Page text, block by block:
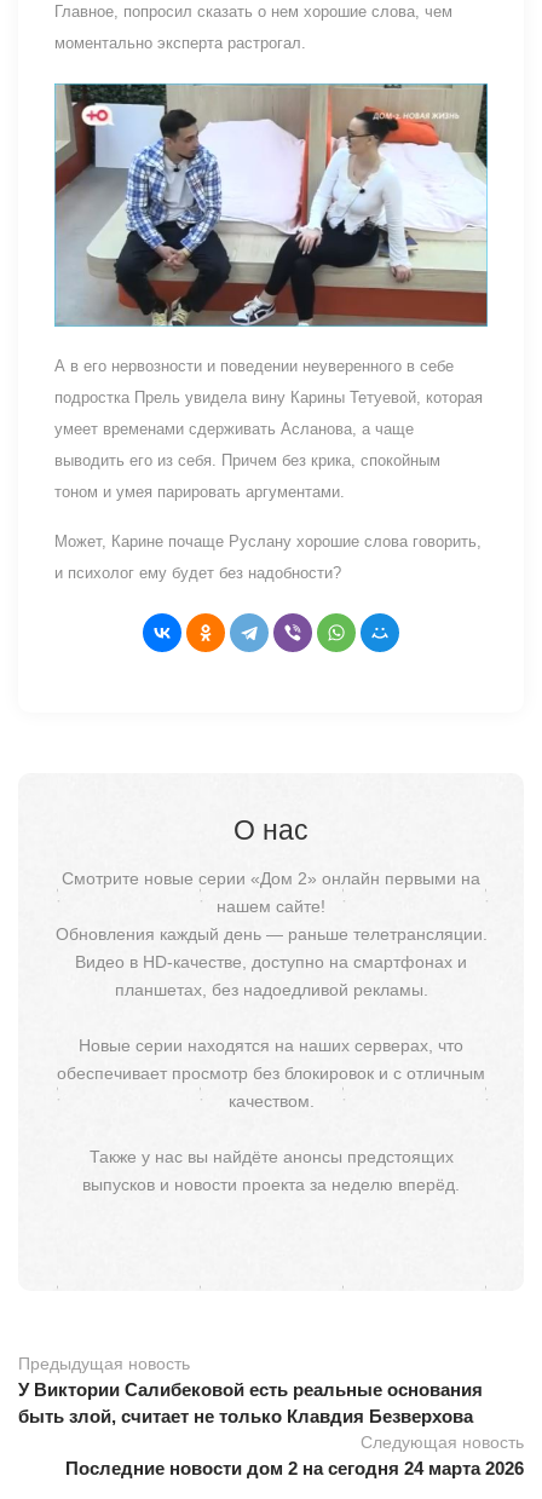
Главное, попросил сказать о нем хорошие слова, чем
моментально эксперта растрогал.
А в его нервозности и поведении неуверенного в себе
подростка Прель увидела вину Карины Тетуевой, которая
умеет временами сдерживать Асланова, а чаще
выводить его из себя. Причем без крика, спокойным
тоном и умея парировать аргументами.
Может, Карине почаще Руслану хорошие слова говорить,
и психолог ему будет без надобности?
О нас
Смотрите новые серии «Дом 2» онлайн первыми на
нашем сайте!
Обновления каждый день — раньше телетрансляции.
Видео в HD-качестве, доступно на смартфонах и
планшетах, без надоедливой рекламы.
Новые серии находятся на наших серверах, что
обеспечивает просмотр без блокировок и с отличным
качеством.
Также у нас вы найдёте анонсы предстоящих
выпусков и новости проекта за неделю вперёд.
Предыдущая новость
У Виктории Салибековой есть реальные основания
быть злой, считает не только Клавдия Безверхова
Следующая новость
Последние новости дом 2 на сегодня 24 марта 2026